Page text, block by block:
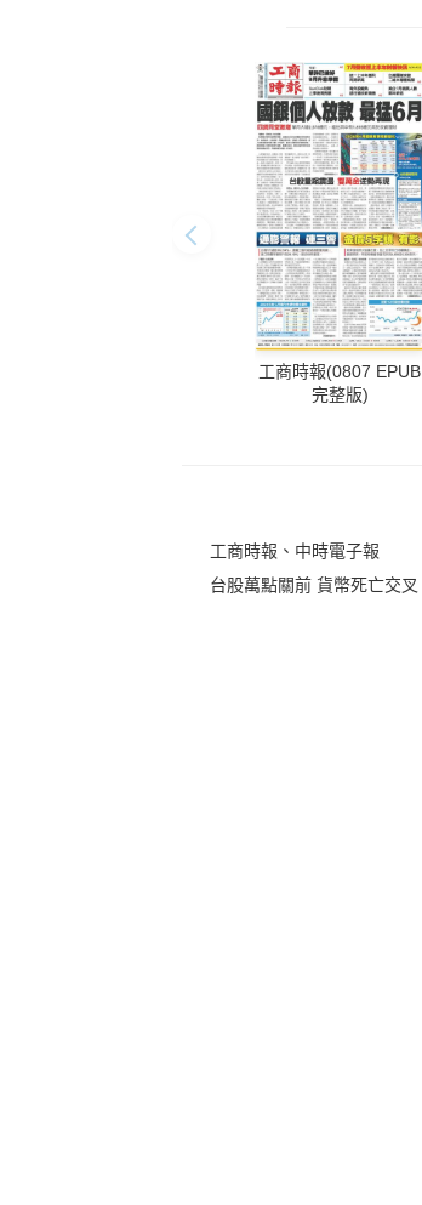
工商時報(0807 EPUB
完整版)
工商時報、中時電子報
台股萬點關前 貨幣死亡交叉